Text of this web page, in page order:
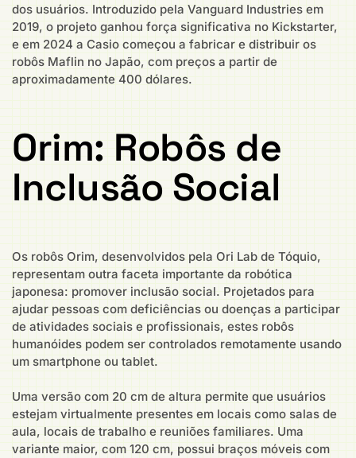
dos usuários. Introduzido pela Vanguard Industries em
2019, o projeto ganhou força significativa no Kickstarter,
e em 2024 a Casio começou a fabricar e distribuir os
robôs Maflin no Japão, com preços a partir de
aproximadamente 400 dólares.
Orim: Robôs de
Inclusão Social
Os robôs Orim, desenvolvidos pela Ori Lab de Tóquio,
representam outra faceta importante da robótica
japonesa: promover inclusão social. Projetados para
ajudar pessoas com deficiências ou doenças a participar
de atividades sociais e profissionais, estes robôs
humanóides podem ser controlados remotamente usando
um smartphone ou tablet.
Uma versão com 20 cm de altura permite que usuários
estejam virtualmente presentes em locais como salas de
aula, locais de trabalho e reuniões familiares. Uma
variante maior, com 120 cm, possui braços móveis com